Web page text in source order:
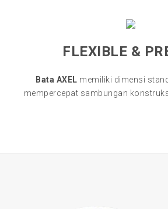
FLEXIBLE &
Bata AXEL memiliki dimensi
mempercepat sambungan